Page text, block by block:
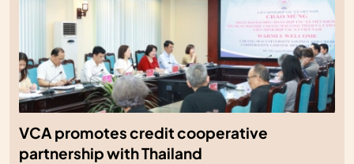
VCA promotes credit cooperative
partnership with Thailand